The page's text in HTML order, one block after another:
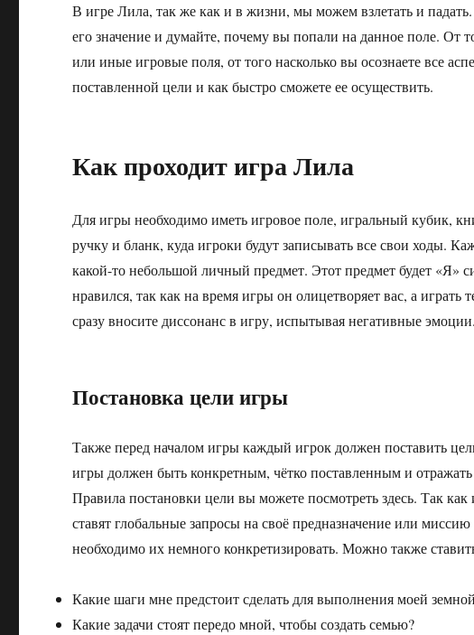
В игре Лила, так же как и в жизни, мы можем взлетать и
его значение и думайте, почему вы попали на данное поле. От
или иные игровые поля, от того насколько вы осознаете все
поставленной цели и как быстро сможете ее осуществить.
Как проходит игра Лила
Для игры необходимо иметь игровое поле, игральный кубик,
ручку и бланк, куда игроки будут записывать все свои ходы.
какой-то небольшой личный предмет. Этот предмет будет «Я»
нравился, так как на время игры он олицетворяет вас, а
сразу вносите диссонанс в игру, испытывая негативные эмоции.
Постановка цели игры
Также перед началом игры каждый игрок должен поставить
игры должен быть конкретным, чётко поставленным и
Правила постановки цели вы можете посмотреть здесь. Так
ставят глобальные запросы на своё предназначение или
необходимо их немного конкретизировать. Можно также
Какие шаги мне предстоит сделать для выполнения моей
Какие задачи стоят передо мной, чтобы создать семью?